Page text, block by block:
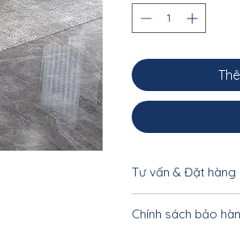
Tư vấn & Đặt hàng
khách vui lòng liên
Chính sách bảo